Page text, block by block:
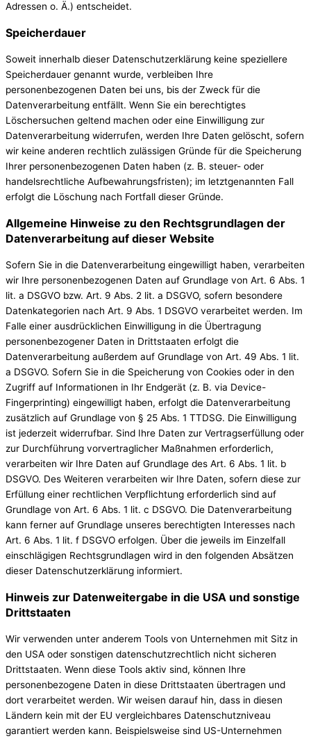
Adressen o. Ä.) entscheidet.
Speicherdauer
Soweit innerhalb dieser Datenschutzerklärung keine speziellere
Speicherdauer genannt wurde, verbleiben Ihre
personenbezogenen Daten bei uns, bis der Zweck für die
Datenverarbeitung entfällt. Wenn Sie ein berechtigtes
Löschersuchen geltend machen oder eine Einwilligung zur
Datenverarbeitung widerrufen, werden Ihre Daten gelöscht, sofern
wir keine anderen rechtlich zulässigen Gründe für die Speicherung
Ihrer personenbezogenen Daten haben (z. B. steuer- oder
handelsrechtliche Aufbewahrungsfristen); im letztgenannten Fall
erfolgt die Löschung nach Fortfall dieser Gründe.
Allgemeine Hinweise zu den Rechtsgrundlagen der
Datenverarbeitung auf dieser Website
Sofern Sie in die Datenverarbeitung eingewilligt haben, verarbeiten
wir Ihre personenbezogenen Daten auf Grundlage von Art. 6 Abs. 1
lit. a DSGVO bzw. Art. 9 Abs. 2 lit. a DSGVO, sofern besondere
Datenkategorien nach Art. 9 Abs. 1 DSGVO verarbeitet werden. Im
Falle einer ausdrücklichen Einwilligung in die Übertragung
personenbezogener Daten in Drittstaaten erfolgt die
Datenverarbeitung außerdem auf Grundlage von Art. 49 Abs. 1 lit.
a DSGVO. Sofern Sie in die Speicherung von Cookies oder in den
Zugriff auf Informationen in Ihr Endgerät (z. B. via Device-
Fingerprinting) eingewilligt haben, erfolgt die Datenverarbeitung
zusätzlich auf Grundlage von § 25 Abs. 1 TTDSG. Die Einwilligung
ist jederzeit widerrufbar. Sind Ihre Daten zur Vertragserfüllung oder
zur Durchführung vorvertraglicher Maßnahmen erforderlich,
verarbeiten wir Ihre Daten auf Grundlage des Art. 6 Abs. 1 lit. b
DSGVO. Des Weiteren verarbeiten wir Ihre Daten, sofern diese zur
Erfüllung einer rechtlichen Verpflichtung erforderlich sind auf
Grundlage von Art. 6 Abs. 1 lit. c DSGVO. Die Datenverarbeitung
kann ferner auf Grundlage unseres berechtigten Interesses nach
Art. 6 Abs. 1 lit. f DSGVO erfolgen. Über die jeweils im Einzelfall
einschlägigen Rechtsgrundlagen wird in den folgenden Absätzen
dieser Datenschutzerklärung informiert.
Hinweis zur Datenweitergabe in die USA und sonstige
Drittstaaten
Wir verwenden unter anderem Tools von Unternehmen mit Sitz in
den USA oder sonstigen datenschutzrechtlich nicht sicheren
Drittstaaten. Wenn diese Tools aktiv sind, können Ihre
personenbezogene Daten in diese Drittstaaten übertragen und
dort verarbeitet werden. Wir weisen darauf hin, dass in diesen
Ländern kein mit der EU vergleichbares Datenschutzniveau
garantiert werden kann. Beispielsweise sind US-Unternehmen